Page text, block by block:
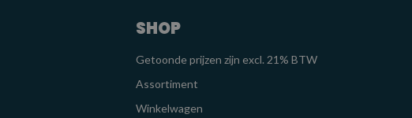
SHOP
Getoonde prijzen zijn excl. 21% BTW
Assortiment
Winkelwagen